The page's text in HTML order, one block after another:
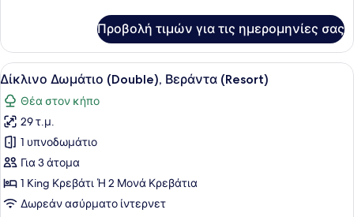
3
Υπνοδωμάτια
(Belair)
Προβολή τιμών για τις ημερομηνίες σας
Προβολή
όλων
των
φωτογραφιών
για
Δίκλινο
Δωμάτιο
(Double),
Ένα μοντέρνο σαλόνι με έναν
4
Δίκλινο Δωμάτιο (Double), Βεράντα (Resort)
Θέα στον κήπο
29 τ.μ.
1 υπνοδωμάτιο
Για 3 άτομα
1 King Κρεβάτι Ή 2 Μονά Κρεβάτια
Δωρεάν ασύρματο ίντερνετ